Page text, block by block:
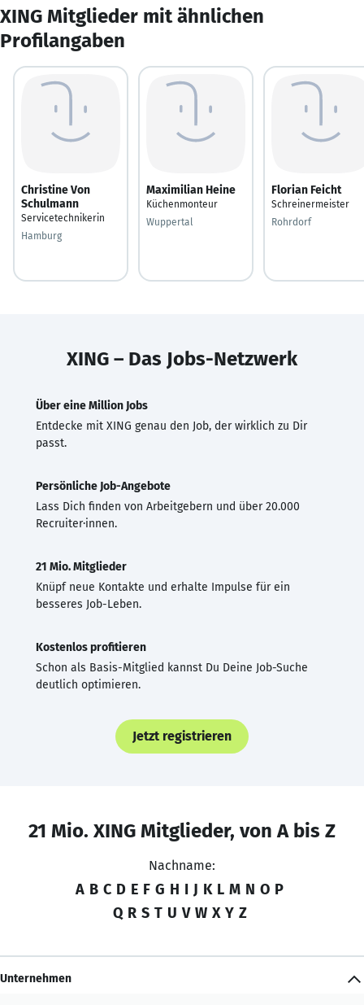
XING Mitglieder mit ähnlichen
Profilangaben
Christine Von
Schulmann
Servicetechnikerin
Hamburg
Maximilian Heine
Küchenmonteur
Wuppertal
Florian Feicht
Schreinermeister
Rohrdorf
XING – Das Jobs-Netzwerk
Über eine Million Jobs
Entdecke mit XING genau den Job, der wirklich zu Dir
passt.
Persönliche Job-Angebote
Lass Dich finden von Arbeitgebern und über 20.000
Recruiter·innen.
21 Mio. Mitglieder
Knüpf neue Kontakte und erhalte Impulse für ein
besseres Job-Leben.
Kostenlos profitieren
Schon als Basis-Mitglied kannst Du Deine Job-Suche
deutlich optimieren.
Jetzt registrieren
21 Mio. XING Mitglieder, von A bis Z
Nachname:
A B C D E F G H I J K L M N O P
Q R S T U V W X Y Z
Unternehmen